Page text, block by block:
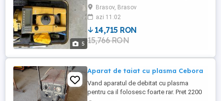
5
Sistemul contine o statie totala TOPCON
GTS 713 si un GPS Javad utilizate deja,
ambele avand dotare completa, inclusiv
baterie de rezerva pentru statia totala,
baston pentru GPS, trepied, etc. Pretul
Brasov, Brasov
azi 11:02
14,715 RON
15,766 RON
Aparat de taiat cu plasma Cebora
Vand aparatul de debitat cu plasma
pentru ca il folosesc foarte rar. Pret 2200